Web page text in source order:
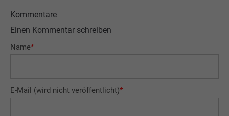
Kommentare
Einen Kommentar schreiben
Name*
E-Mail (wird nicht veröffentlicht)*